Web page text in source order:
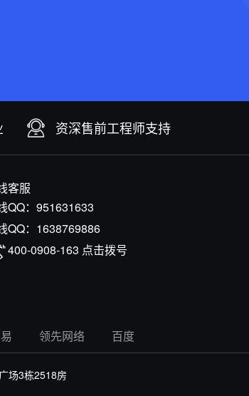
资深售前工程师支持
客服
QQ： 951631633
QQ： 1638769886
400-0908-163 点击拨号
领先网络 百度
场3栋2518房